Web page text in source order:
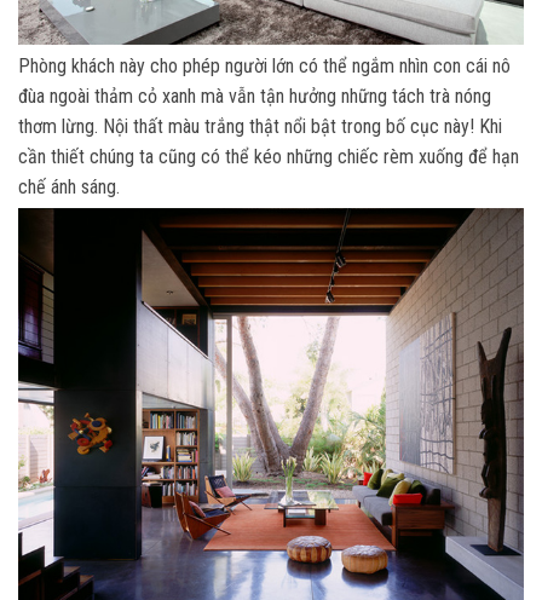
Phòng khách này cho phép người lớn có thể ngắm nhìn con cái nô
đùa ngoài thảm cỏ xanh mà vẫn tận hưởng những tách trà nóng
thơm lừng. Nội thất màu trắng thật nổi bật trong bố cục này! Khi
cần thiết chúng ta cũng có thể kéo những chiếc rèm xuống để hạn
chế ánh sáng.